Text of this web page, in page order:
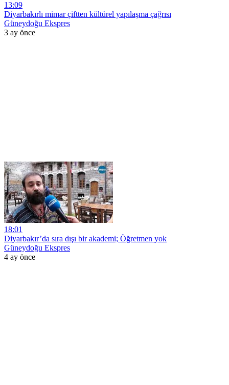
13:09
Diyarbakırlı mimar çiftten kültürel yapılaşma çağrısı
Güneydoğu Ekspres
3 ay önce
18:01
Diyarbakır’da sıra dışı bir akademi; Öğretmen yok
Güneydoğu Ekspres
4 ay önce